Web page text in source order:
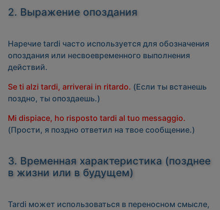
2. Выражение опоздания
Наречие tardi часто используется для обозначения
опоздания или несвоевременного выполнения
действий.
Se ti alzi tardi, arriverai in ritardo. (Если ты встанешь
поздно, ты опоздаешь.)
Mi dispiace, ho risposto tardi al tuo messaggio.
(Прости, я поздно ответил на твое сообщение.)
3. Временная характеристика (позднее
в жизни или в будущем)
Tardi может использоваться в переносном смысле,